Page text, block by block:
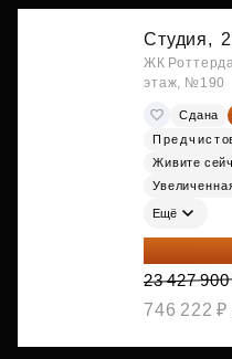
Студия,
ЖК
этаж, №190
Сдана
Живите
Ещё
20 147
23 427
746 222 ₽